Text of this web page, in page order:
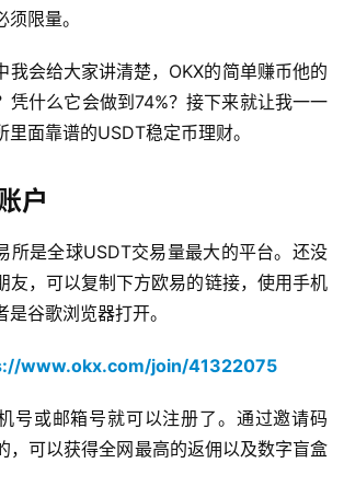
须限量。
我会给大家讲清楚，OKX的简单赚币他的
凭什么它会做到74%？接下来就让我一一
里面靠谱的USDT稳定币理财。
户
所是全球USDT交易量最大的平台。还没
友，可以复制下方欧易的链接，使用手机
谷歌浏览器打开。
www.okx.com/join/41322075
号或邮箱号就可以注册了。通过邀请码
，可以获得全网最高的返佣以及数字盲盒